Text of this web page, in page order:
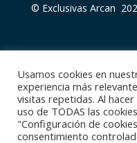
© Exclusivas Arcan
Usamos cookies en
experiencia más
visitas repetidas. Al
uso de TODAS las
"Configuración de
consentimiento